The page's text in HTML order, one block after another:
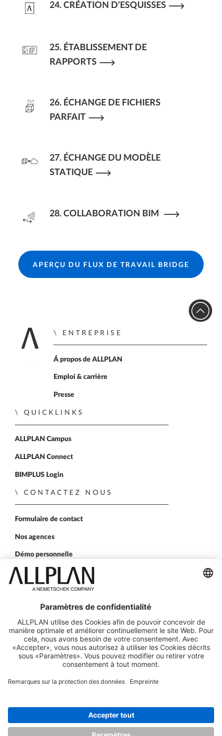
24. CRÉATION D’ESQUISSES
25. ÉTABLISSEMENT DE
RAPPORTS
26. ÉCHANGE DE FICHIERS
PARFAIT
27. ÉCHANGE DU MODÈLE
STATIQUE
28. COLLABORATION BIM
APERÇU DU FLUX DE TRAVAIL BRIDGE
Accueil
ENTREPRISE
Á propos de ALLPLAN
Emploi & carrière
Presse
QUICKLINKS
ALLPLAN Campus
ALLPLAN Connect
BIMPLUS Login
CONTACTEZ NOUS
Formulaire de contact
Nos agences
Démo personnelle
SUIVEZ-NOUS SUR
ALLPLAN sur LinkedIn
ALLPLAN sur Xing
ALLPLAN sur Facebook
ALLPLAN sur YouTube
ALLPLAN sur Twitter
ALLPLAN sur
© ALLPLAN France SARL
ALLPLAN fait partie de Nemetschek Group